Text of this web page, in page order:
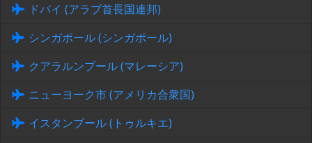
ドバイ (アラブ首長国連邦)
シンガポール (シンガポール)
クアラルンプール (マレーシア)
ニューヨーク市 (アメリカ合衆国)
イスタンブール (トゥルキエ)